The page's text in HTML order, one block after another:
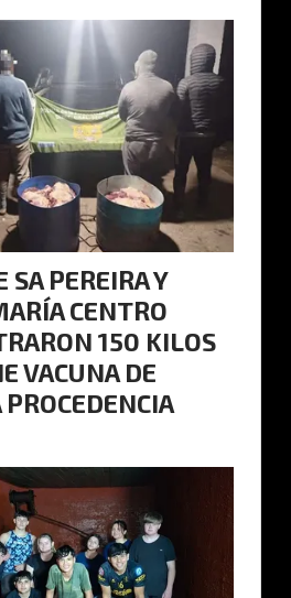
SA PEREIRA Y
CENTRO
150 KILOS
VACUNA DE